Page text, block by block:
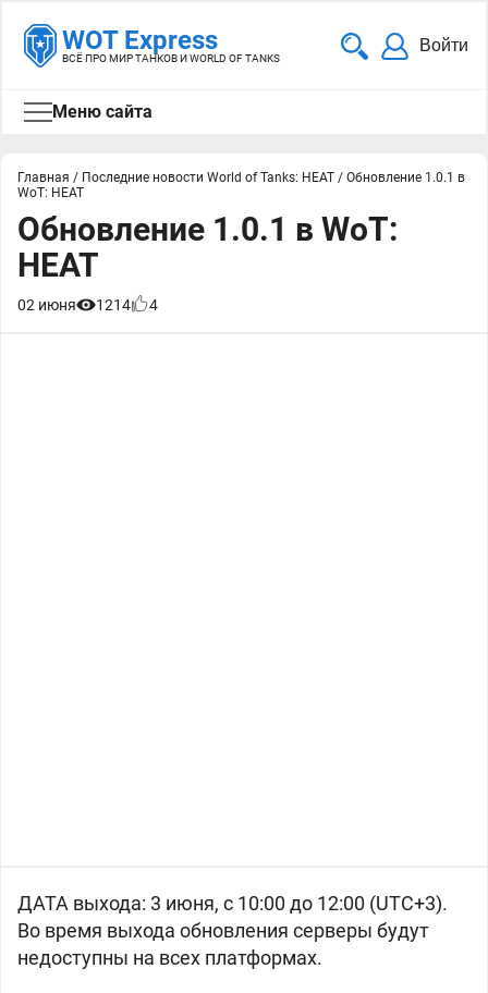
WOT Express
ВСЁ ПРО МИР ТАНКОВ И WORLD OF TANKS
Войти
Меню сайта
Главная / Последние новости World of Tanks: HEAT / Обновление 1.0.1 в
WoT: HEAT
Обновление 1.0.1 в WoT:
HEAT
02 июня 1214 4
ДАТА выхода: 3 июня, с 10:00 до 12:00 (UTC+3).
Во время выхода обновления серверы будут
недоступны на всех платформах.